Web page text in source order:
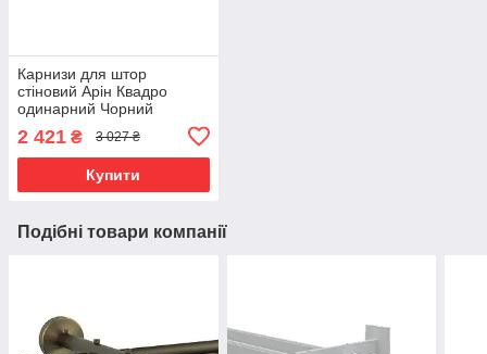
Карнизи для штор
стіновий Арін Квадро
одинарний Чорний
2 421 ₴ 3 027 ₴
Купити
Подібні товари компанії